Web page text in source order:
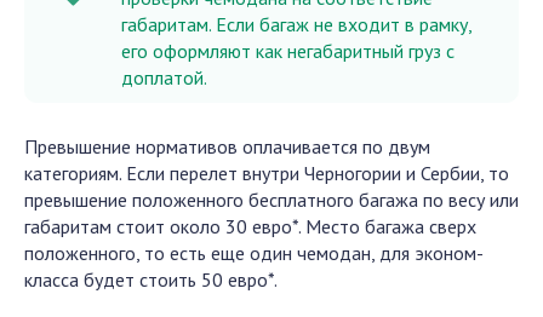
габаритам. Если багаж не входит в рамку,
его оформляют как негабаритный груз с
доплатой.
Превышение нормативов оплачивается по двум
категориям. Если перелет внутри Черногории и Сербии, то
превышение положенного бесплатного багажа по весу или
габаритам стоит около 30 евро*. Место багажа сверх
положенного, то есть еще один чемодан, для эконом-
класса будет стоить 50 евро*.